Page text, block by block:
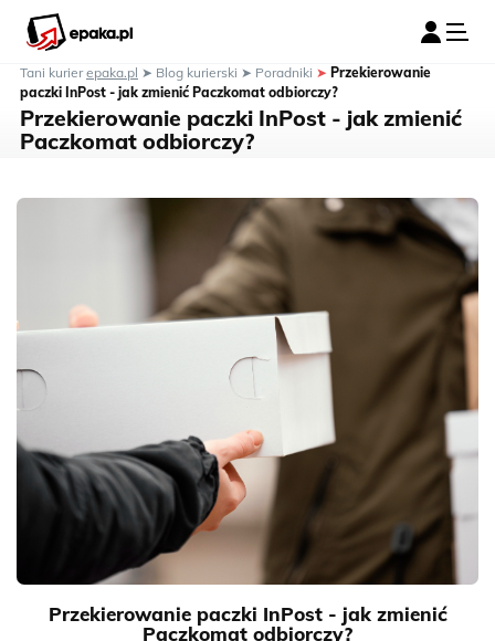
Tani kurierepaka.pl ➤ Blog kurierski ➤ Poradniki ➤ Przekierowanie
paczki InPost - jak zmienić Paczkomat odbiorczy?
Przekierowanie paczki InPost - jak zmienić
Paczkomat odbiorczy?
Przekierowanie paczki InPost - jak zmienić
Paczkomat odbiorczy?